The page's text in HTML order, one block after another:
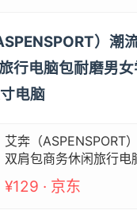
）潮
行电脑包耐磨男
电脑
艾奔（ASPENSPORT
双肩包商务休闲旅行电
书包 黑色 大版可装16
¥129 · 京东